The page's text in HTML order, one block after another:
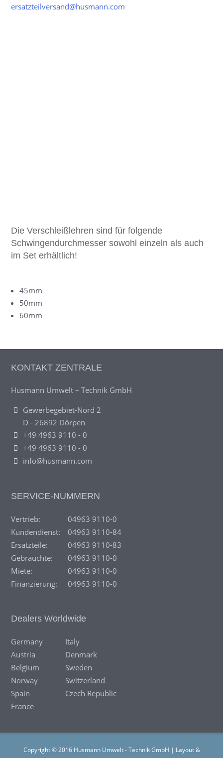
ersatzteilversand@husmann.com
Die Verschleißlehren sind für folgende
Schwingendurchmesser sowohl einzeln als auch
im Set erhältlich!
45mm
50mm
60mm
KONTAKT ZENTRALE
Husmann Umwelt – Technik GmbH
Gewerbegebiet-Nord 2
D - 26892 Dörpen
+49 4963 9110 - 0
+49 4963 9110 - 0
info@husmann.com
SERVICE-NUMMERN
Vertrieb:
04963 9110-0
Kundendienst:
04963 9110-84
Ersatzteile:
04963 9110-83
Gebrauchte:
04963 9110-0
Miete:
04963 9110-0
Finanzierung:
04963 9110-0
Dealers Worldwide
Germany
Italy
Austria
Denmark
Belgium
Sweden
Norway
Switzerland
Spain
Czech Republic
France
Copyright © 2016 Husmann Umwelt - Technik GmbH | Layout &